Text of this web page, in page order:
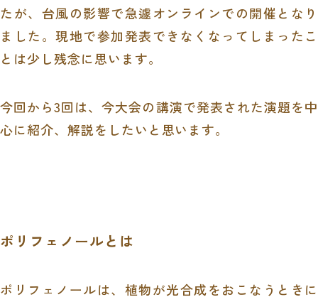
たが、台風の影響で急遽オンラインでの開催となり
ました。現地で参加発表できなくなってしまったこ
とは少し残念に思います。
今回から3回は、今大会の講演で発表された演題を中
心に紹介、解説をしたいと思います。
ポリフェノールとは
ポリフェノールは、植物が光合成をおこなうときに